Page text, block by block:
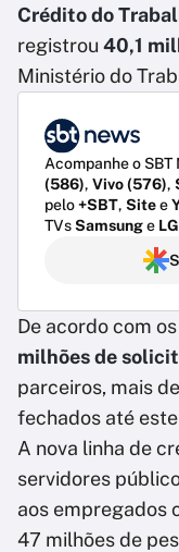
Crédito do
registrou 40,1
Ministério do
Acompanhe o
(586), Vivo (576),
pelo+SBT, Sitee
TVsSamsunge LG
De acordo com
milhões de
parceiros, mais de
fechados até
A nova linha de
servidores
aos empregados
47 milhões de